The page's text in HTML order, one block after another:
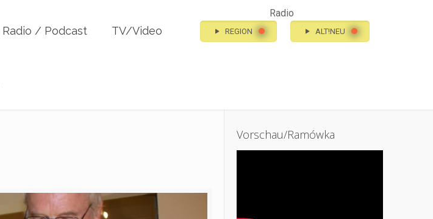
Radio / Podcast TV/Video
Radio
REGION ALT!NEU
Vorschau/Ramówka